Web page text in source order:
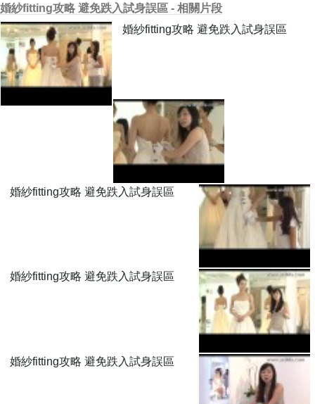
婚紗fitting攻略 避免跌入試身誤區 - 相關片段
婚紗fitting攻略 避免跌入試身誤區
婚紗fitting攻略 避免跌入試身誤區
婚紗fitting攻略 避免跌入試身誤區
婚紗fitting攻略 避免跌入試身誤區